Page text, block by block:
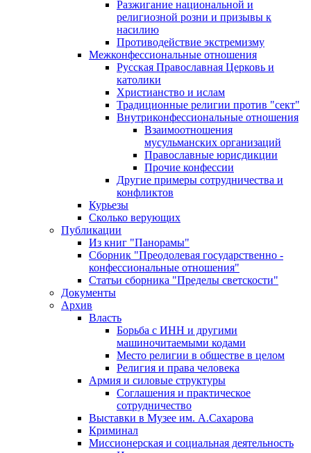
Разжигание национальной и
религиозной розни и призывы к
насилию
Противодействие экстремизму
Межконфессиональные отношения
Русская Православная Церковь и
католики
Христианство и ислам
Традиционные религии против "сект"
Внутриконфессиональные отношения
Взаимоотношения
мусульманских организаций
Православные юрисдикции
Прочие конфессии
Другие примеры сотрудничества и
конфликтов
Курьезы
Сколько верующих
Публикации
Из книг "Панорамы"
Сборник "Преодолевая государственно -
конфессиональные отношения"
Статьи сборника "Пределы светскости"
Документы
Архив
Власть
Борьба с ИНН и другими
машиночитаемыми кодами
Место религии в обществе в целом
Религия и права человека
Армия и силовые структуры
Соглашения и практическое
сотрудничество
Выставки в Музее им. А.Сахарова
Криминал
Миссионерская и социальная деятельность